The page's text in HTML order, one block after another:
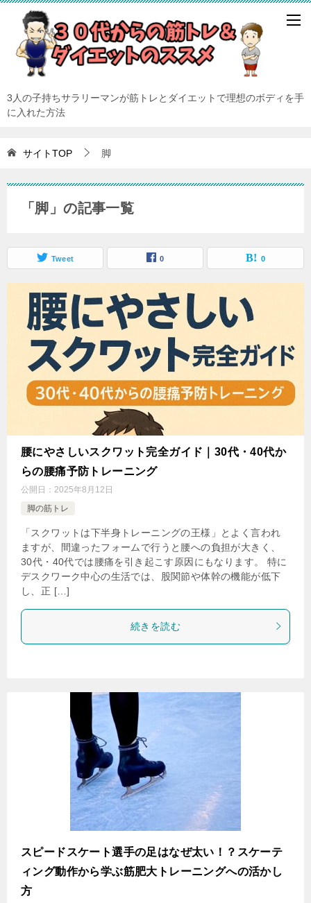
3人の子持ちサラリーマンが筋トレとダイエットで理想のボディを手
に入れた方法
サイトTOP 脚
「脚」の記事一覧
Tweet 0 0
腰にやさしいスクワット完全ガイド｜30代・40代か
らの腰痛予防トレーニング
公開日： 2025年8月12日
脚の筋トレ
「スクワットは下半身トレーニングの王様」とよく言われ
ますが、間違ったフォームで行うと腰への負担が大きく、
30代・40代では腰痛を引き起こす原因にもなります。 特に
デスクワーク中心の生活では、股関節や体幹の機能が低下
し、正 […]
続きを読む
スピードスケート選手の足はなぜ太い！？スケーテ
ィング動作から学ぶ筋肥大トレーニングへの活かし
方